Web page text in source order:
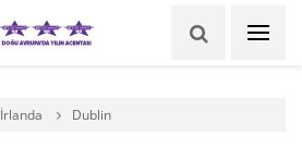
İrlanda Dublin